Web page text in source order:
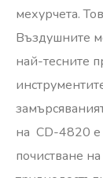
мехурчета.
Въздушните
най-тесните
на CD-4820 е
почистване